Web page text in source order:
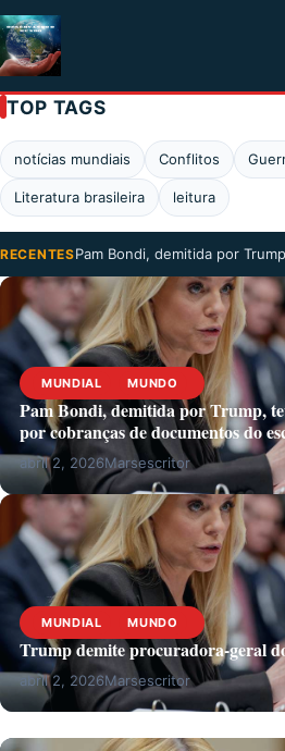
TOP TAGS
notícias mundiais Conflitos
Literatura brasileira leitura
RECENTESPam Bondi, demitida por
MUNDIAL MUNDO
Pam Bondi, demitida por Trump,
por cobranças de documentos do
abril 2, 2026Marsescritor
MUNDIAL MUNDO
Trump demite procuradora-geral
abril 2, 2026Marsescritor